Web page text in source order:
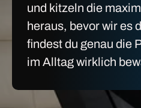
und kitzeln die
heraus, bevor wir es
findest du genau die
im Alltag wirklich